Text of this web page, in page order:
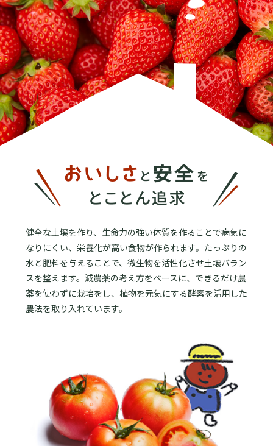
健全な土壌を作り、生命力の強い体質を作ることで病気に
なりにくい、栄養化が高い食物が作られます。 たっぷりの
水と肥料を与えることで、微生物を活性化させ土壌バラン
スを整えます。 減農薬の考え方をベースに、できるだけ農
薬を使わずに栽培をし、 植物を元気にする酵素を活用した
農法を取り入れています。